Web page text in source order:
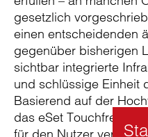
gesetzlich
einen entscheidenden
gegenüber bisherigen
sichtbar integrierte
und schlüssige Einheit
Basierend auf der
das eSet Touchfree